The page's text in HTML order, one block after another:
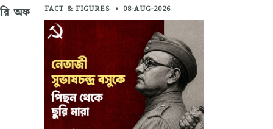
অফ
FACT & FIGURES • 08-AUG-2026